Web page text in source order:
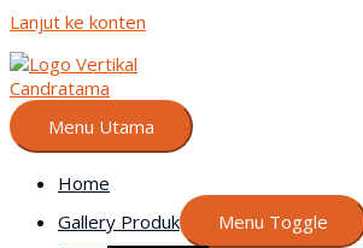
Lanjut ke konten
Menu Utama
Home
Gallery Produk
Menu Toggle